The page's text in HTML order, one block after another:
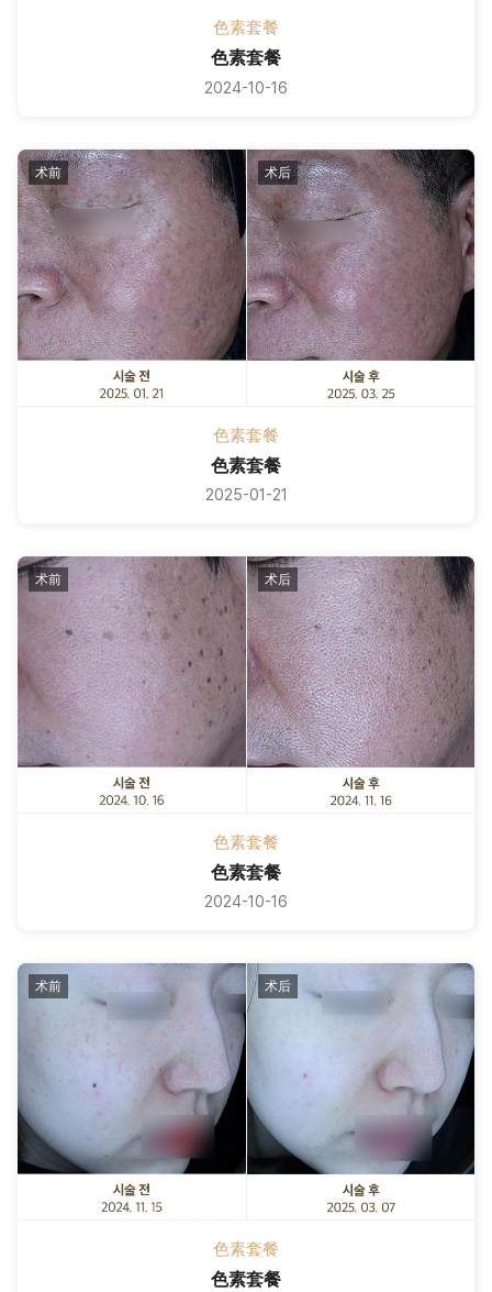
色素套餐
色素套餐
2024-10-16
术前 术后
色素套餐
色素套餐
2025-01-21
术前 术后
色素套餐
色素套餐
2024-10-16
术前 术后
色素套餐
色素套餐